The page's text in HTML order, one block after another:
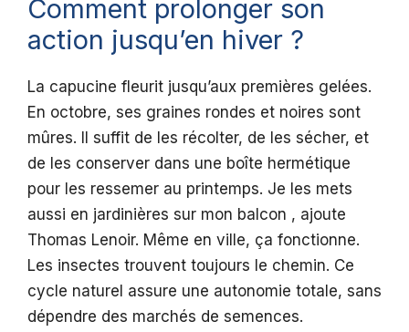
Comment prolonger son
action jusqu’en hiver ?
La capucine fleurit jusqu’aux premières gelées.
En octobre, ses graines rondes et noires sont
mûres. Il suffit de les récolter, de les sécher, et
de les conserver dans une boîte hermétique
pour les ressemer au printemps. Je les mets
aussi en jardinières sur mon balcon , ajoute
Thomas Lenoir. Même en ville, ça fonctionne.
Les insectes trouvent toujours le chemin. Ce
cycle naturel assure une autonomie totale, sans
dépendre des marchés de semences.